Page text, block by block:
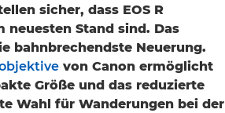
sicher, dass EOS R
neuesten Stand sind. Das
bahnbrechendste Neuerung.
von Canon ermöglicht
Größe und das reduzierte
Wahl für Wanderungen bei der